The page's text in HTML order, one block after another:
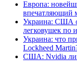
Европа:
впечатляющий
Украина: США
легковушек по
Украина: что
Lockheed
США: Nvidia